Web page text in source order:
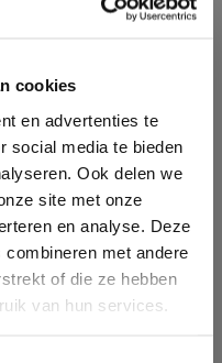
cookies
en advertenties te
social media te bieden
Ook delen we
site met onze
en analyse. Deze
met andere
of die ze hebben
van hun services.
tactile convivial
carton) disponibles